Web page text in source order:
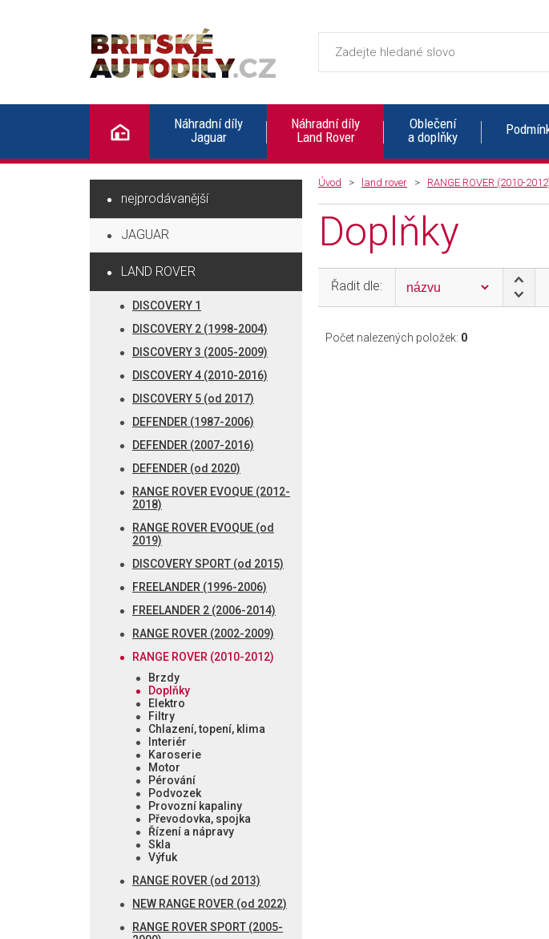
Náhradní díly
Jaguar
Náhradní díly
Land Rover
Oblečení
a doplňky
Úvod > land rover > RANGE ROVER (2010-
Doplňky
Řadit dle:
Počet nalezených položek: 0
nejprodávanější
JAGUAR
LAND ROVER
DISCOVERY 1
DISCOVERY 2 (1998-2004)
DISCOVERY 3 (2005-2009)
DISCOVERY 4 (2010-2016)
DISCOVERY 5 (od 2017)
DEFENDER (1987-2006)
DEFENDER (2007-2016)
DEFENDER (od 2020)
RANGE ROVER EVOQUE (2012-
2018)
RANGE ROVER EVOQUE (od
2019)
DISCOVERY SPORT (od 2015)
FREELANDER (1996-2006)
FREELANDER 2 (2006-2014)
RANGE ROVER (2002-2009)
RANGE ROVER (2010-2012)
Brzdy
Doplňky
Elektro
Filtry
Chlazení, topení, klima
Interiér
Karoserie
Motor
Pérování
Podvozek
Provozní kapaliny
Převodovka, spojka
Řízení a nápravy
Skla
Výfuk
RANGE ROVER (od 2013)
NEW RANGE ROVER (od 2022)
RANGE ROVER SPORT (2005-